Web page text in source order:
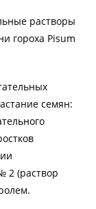
растворы
гороха Pisum
семян:
2 (раствор